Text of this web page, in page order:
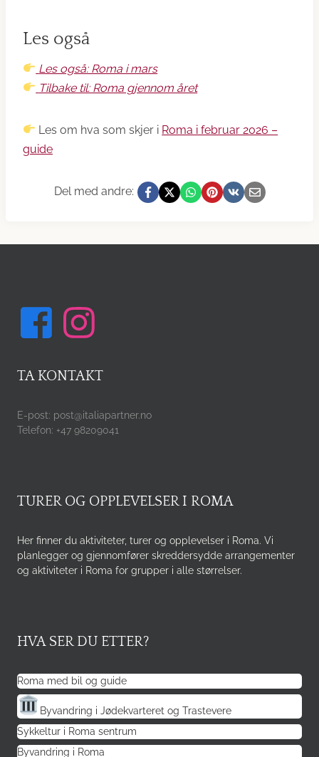
Les også
Les også: Roma i mars
Tilbake til: Roma gjennom året
Les om hva som skjer i Roma i februar 2026 –
guide
Del med andre:
TA KONTAKT
E-post: post@italiapartner.no
Telefon: +47 98209041
TURER OG OPPLEVELSER I ROMA
Her finner du aktiviteter, turer og opplevelser i Roma. Vi
planlegger og gjennomfører skreddersydde arrangementer
og aktiviteter i Roma for grupper i alle størrelser.
HVA SER DU ETTER?
Roma med bil og guide
Byvandring i Jødekvarteret og Trastevere
Sykkeltur i Roma sentrum
Byvandring i Roma